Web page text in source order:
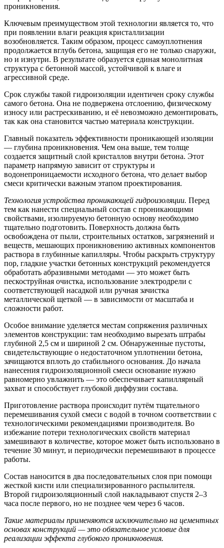
проникновения.
Ключевым преимуществом этой технологии является то, что
при появлении влаги реакция кристаллизации
возобновляется. Таким образом, процесс самоуплотнения
продолжается вглубь бетона, защищая его не только снаружи,
но и изнутри. В результате образуется единая монолитная
структура с бетонной массой, устойчивой к влаге и
агрессивной среде.
Срок службы такой гидроизоляции идентичен сроку службы
самого бетона. Она не подвержена отслоению, физическому
износу или растрескиванию, и её невозможно демонтировать,
так как она становится частью материала конструкции.
Главный показатель эффективности проникающей изоляции
— глубина проникновения. Чем она выше, тем толще
создается защитный слой кристаллов внутри бетона. Этот
параметр напрямую зависит от структуры и
водонепроницаемости исходного бетона, что делает выбор
смеси критически важным этапом проектирования.
Технология устройства проникающей гидроизоляции. Перед
тем как нанести специальный состав с проникающими
свойствами, изолируемую бетонную основу необходимо
тщательно подготовить. Поверхность должна быть
освобождена от пыли, строительных остатков, загрязнений и
веществ, мешающих проникновению активных компонентов
раствора в глубинные капилляры. Чтобы раскрыть структуру
пор, гладкие участки бетонных конструкций рекомендуется
обработать абразивными методами — это может быть
пескоструйная очистка, использование электродрели с
соответствующей насадкой или ручная зачистка
металлической щеткой — в зависимости от масштаба и
сложности работ.
Особое внимание уделяется местам сопряжения различных
элементов конструкции: там необходимо вырезать штрабы
глубиной 2,5 см и шириной 2 см. Обнаруженные пустоты,
свидетельствующие о недостаточном уплотнении бетона,
зачищаются вплоть до стабильного основания. До начала
нанесения гидроизоляционной смеси основание нужно
равномерно увлажнить — это обеспечивает капиллярный
захват и способствует глубокой диффузии состава.
Приготовление раствора происходит путём тщательного
перемешивания сухой смеси с водой в точном соответствии с
технологическими рекомендациями производителя. Во
избежание потери технологических свойств материал
замешивают в количестве, которое может быть использовано в
течение 30 минут, и периодически перемешивают в процессе
работы.
Состав наносится в два последовательных слоя при помощи
жесткой кисти или специализированного распылителя.
Второй гидроизоляционный слой накладывают спустя 2–3
часа после первого, но не позднее чем через 6 часов.
Такие материалы применяются исключительно на цементных
основах конструкций — это обязательное условие для
реализации эффекта глубокого проникновения.